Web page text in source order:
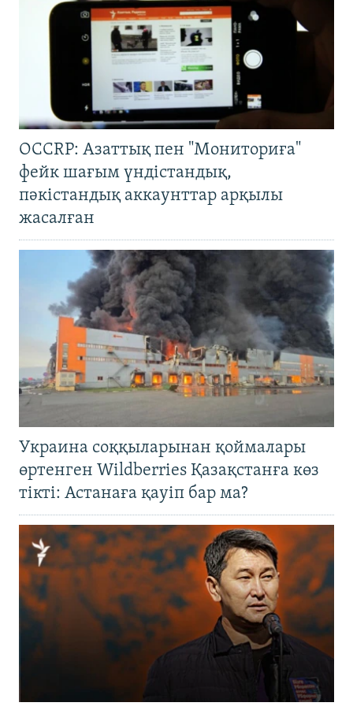
OCCRP: Азаттық пен "Мониториға"
фейк шағым үндістандық,
пәкістандық аккаунттар арқылы
жасалған
Украина соққыларынан қоймалары
өртенген Wildberries Қазақстанға көз
тікті: Астанаға қауіп бар ма?